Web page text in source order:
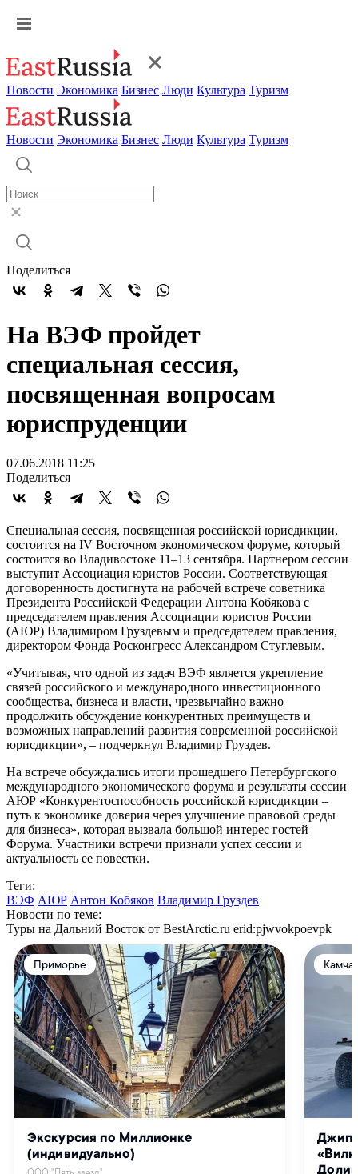
Новости Экономика Бизнес Люди Культура Туризм
Новости Экономика Бизнес Люди Культура Туризм
Поделиться
На ВЭФ пройдет
специальная сессия,
посвященная вопросам
юриспруденции
07.06.2018 11:25
Поделиться
Специальная сессия, посвященная российской юрисдикции,
состоится на IV Восточном экономическом форуме, который
состоится во Владивостоке 11–13 сентября. Партнером сессии
выступит Ассоциация юристов России. Соответствующая
договоренность достигнута на рабочей встрече советника
Президента Российской Федерации Антона Кобякова с
председателем правления Ассоциации юристов России
(АЮР) Владимиром Груздевым и председателем правления,
директором Фонда Росконгресс Александром Стуглевым.
«Учитывая, что одной из задач ВЭФ является укрепление
связей российского и международного инвестиционного
сообщества, бизнеса и власти, чрезвычайно важно
продолжить обсуждение конкурентных преимуществ и
возможных направлений развития современной российской
юрисдикции», – подчеркнул Владимир Груздев.
На встрече обсуждались итоги прошедшего Петербургского
международного экономического форума и результаты сессии
АЮР «Конкурентоспособность российской юрисдикции –
путь к экономике доверия через улучшение правовой среды
для бизнеса», которая вызвала большой интерес гостей
Форума. Участники встречи признали успех сессии и
актуальность ее повестки.
Теги:
ВЭФ АЮР Антон Кобяков Владимир Груздев
Новости по теме:
Туры на Дальний Восток от BestArctic.ru erid:pjwvokpoevpk